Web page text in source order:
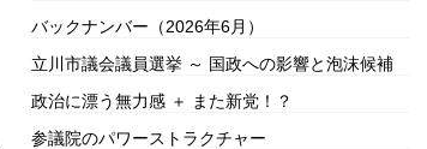
バックナンバー（2026年6月）
立川市議会議員選挙 ～ 国政への影響と泡沫候補
政治に漂う無力感 ＋ また新党！？
参議院のパワーストラクチャー